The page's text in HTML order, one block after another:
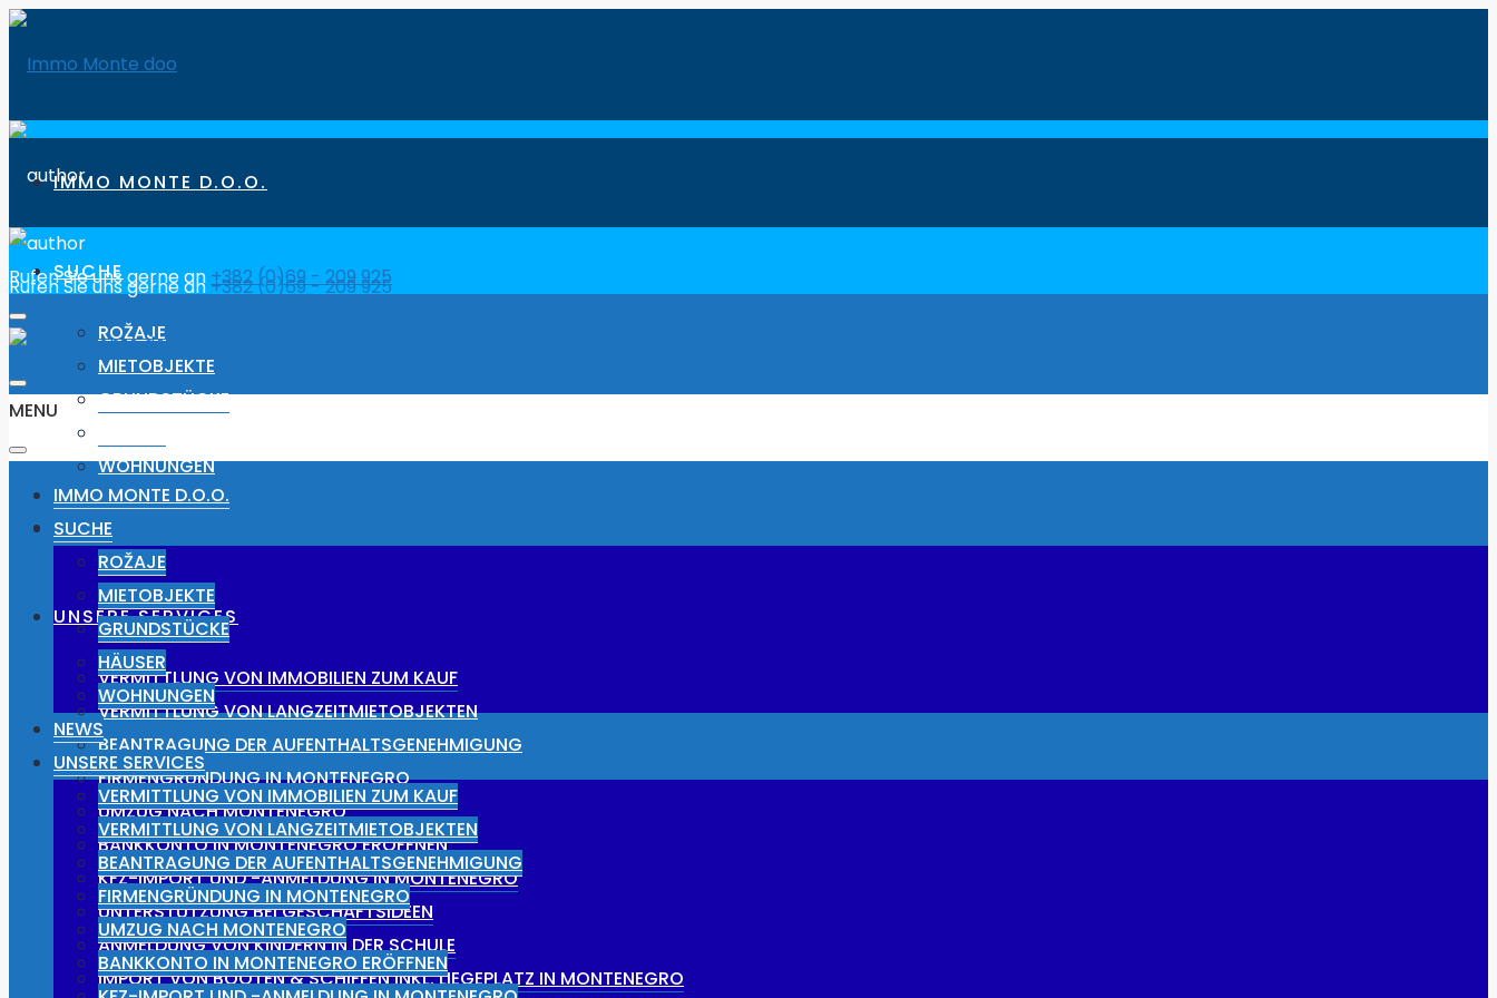
Rufen Sie uns gerne an+382 (0)69 - 209 925
IMMO MONTE D.O.O.
SUCHE
ROŽAJE
MIETOBJEKTE
GRUNDSTÜCKE
WOHNUNGEN
NEWS
UNSERE SERVICES
VERMITTLUNG VON IMMOBILIEN ZUM KAUF
VERMITTLUNG VON LANGZEITMIETOBJEKTEN
BEANTRAGUNG DER AUFENTHALTSGENEHMIGUNG
FIRMENGRÜNDUNG IN MONTENEGRO
UMZUG NACH MONTENEGRO
BANKKONTO IN MONTENEGRO ERÖFFNEN
KFZ-IMPORT UND -ANMELDUNG IN MONTENEGRO
UNTERSTÜTZUNG BEI GESCHÄFTSIDEEN
ANMELDUNG VON KINDERN IN DER SCHULE
IMPORT VON BOOTEN & SCHIFFEN INKL. LIEGEPLATZ IN MONTENEGRO
Rufen Sie uns gerne an +382 (0)69 - 209 925
MENU
IMMO MONTE D.O.O.
SUCHE
ROŽAJE
MIETOBJEKTE
GRUNDSTÜCKE
HÄUSER
WOHNUNGEN
NEWS
UNSERE SERVICES
VERMITTLUNG VON IMMOBILIEN ZUM KAUF
VERMITTLUNG VON LANGZEITMIETOBJEKTEN
BEANTRAGUNG DER AUFENTHALTSGENEHMIGUNG
FIRMENGRÜNDUNG IN MONTENEGRO
UMZUG NACH MONTENEGRO
BANKKONTO IN MONTENEGRO ERÖFFNEN